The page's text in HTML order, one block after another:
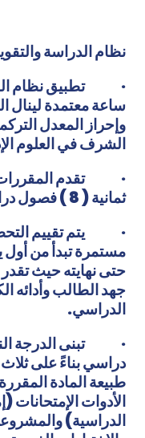
نظام الدراسة
·
ساعة معتمدة لينال
وإحراز المعدل
الشرف في العلوم
·تقدم
ثمانية ( 8 ) فصول دراسية.
· يتم تقييم
مستمرة تبدأ من
حتى نهايته حيث
جهد الطالب وأدائه
الدراسي.
·تبنى الدرجة
دراسي بناءً على
طبيعة المادة
الأدوات
الدراسية)